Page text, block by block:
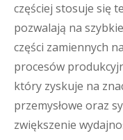
częściej stosuje się
pozwalają na
części zamiennych
procesów
który zyskuje na
przemysłowe oraz
zwiększenie